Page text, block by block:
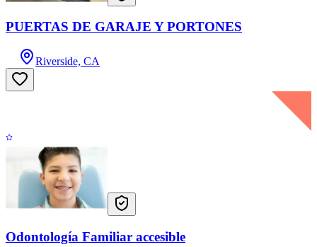
PUERTAS DE GARAJE Y PORTONES
Riverside, CA
Odontología Familiar accesible